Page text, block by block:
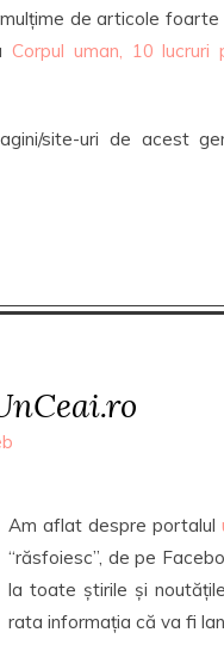
de articole
Corpul uman, 10 lucruri
site-uri de acest
Am aflat despre portalul
“răsfoiesc”, de pe
la toate știrile și
rata informația că va fi